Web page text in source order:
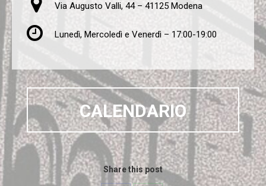
Via Augusto Valli, 44 – 41125 Modena
Lunedì, Mercoledì e Venerdì – 17:00-19:00
CALENDARIO
Share this post